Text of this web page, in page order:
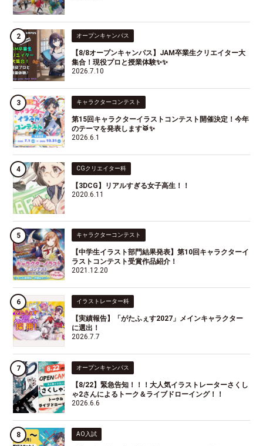
オープンキャンパス
【8/8オープンキャンパス】JAM卒業生クリエイター大
集合！現役プロと授業体験✨✨
2026.7.10
キャラクターコンテスト
第15回キャラクターイラストコンテスト開催決定！今年
のテーマを発表します🥁✨
2026.6.1
CGクリエイター科
【3DCG】リアルすぎる女子高生！！
2020.6.11
キャラクターコンテスト
【中学生イラスト部門結果発表】第10回キャラクターイ
ラストコンテスト受賞作品紹介！
2021.12.20
イラストレーター科
【実績報告】「がたふぇす2027」メインキャラクター
に選出！
2026.7.7
オープンキャンパス
【8/22】緊急告知！！！大人気イラストレーターさくし
ゃ2さんによるトーク＆ライブドローイング！！
2026.6.6
AO入試